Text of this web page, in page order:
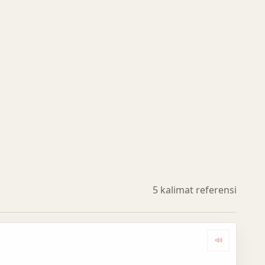
5 kalimat referensi
Dengarkan